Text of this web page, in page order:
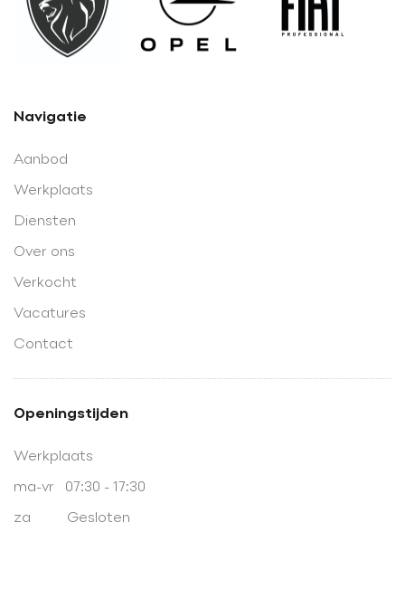
Navigatie
Aanbod
Werkplaats
Diensten
Over ons
Verkocht
Vacatures
Contact
Openingstijden
Werkplaats
ma-vr 07:30 - 17:30
za Gesloten